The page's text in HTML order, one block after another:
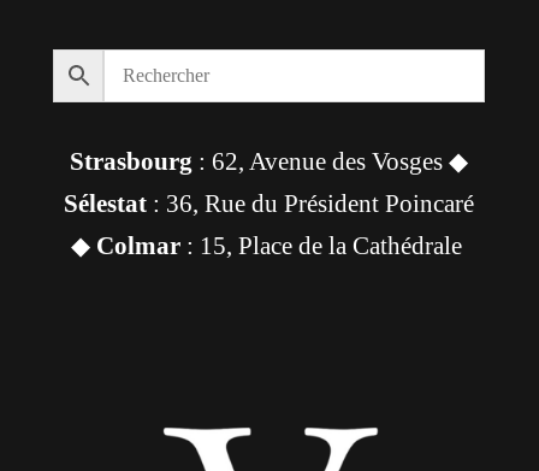
Strasbourg : 62, Avenue des Vosges ◆
Sélestat : 36, Rue du Président Poincaré
◆ Colmar: 15, Place de la Cathédrale